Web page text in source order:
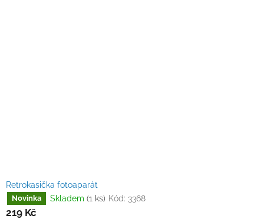
Retrokasička fotoaparát
Novinka Skladem (1 ks) Kód: 3368
219 Kč